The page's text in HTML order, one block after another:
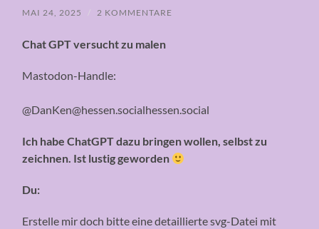
MAI 24, 2025 / 2 KOMMENTARE
Chat GPT versucht zu malen
Mastodon-Handle:
@DanKen@hessen.socialhessen.social
Ich habe ChatGPT dazu bringen wollen, selbst zu
zeichnen. Ist lustig geworden
Du:
Erstelle mir doch bitte eine detaillierte svg-Datei mit